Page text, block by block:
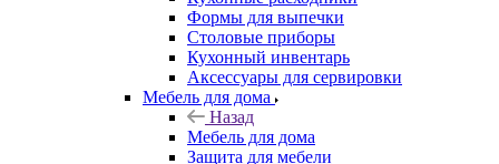
Формы для выпечки
Столовые приборы
Кухонный инвентарь
Аксессуары для сервировки
Мебель для дома
Назад
Мебель для дома
Защита для мебели